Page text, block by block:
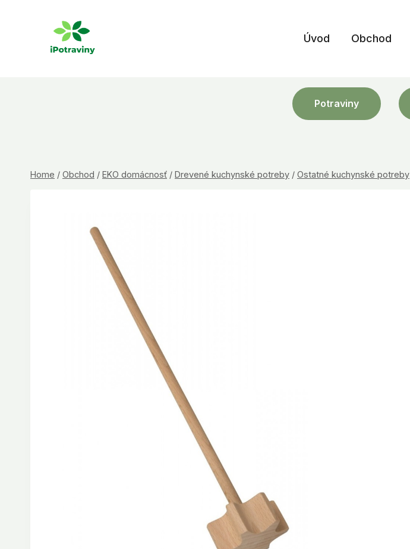
Úvod Obchod
Potraviny
Home / Obchod / EKO domácnosť / Drevené kuchynské potreby / Ostatné kuchynské potreby